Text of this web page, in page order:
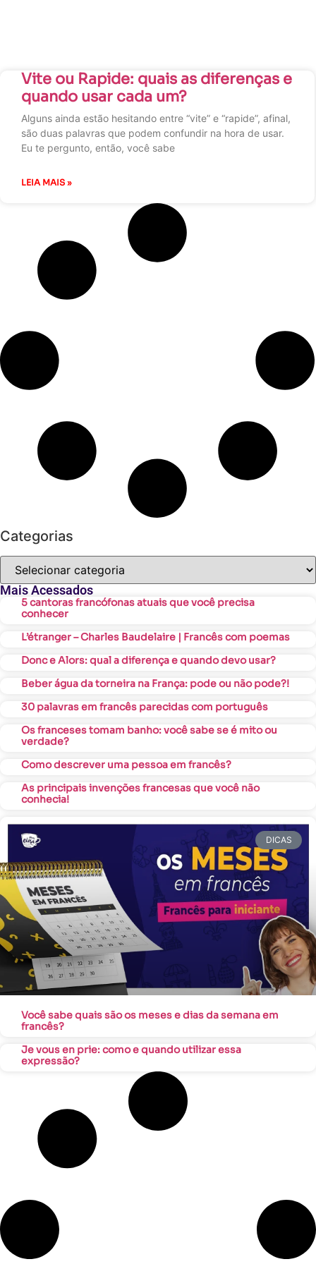
Vite ou Rapide: quais as diferenças e
quando usar cada um?
Alguns ainda estão hesitando entre “vite” e “rapide”, afinal,
são duas palavras que podem confundir na hora de usar.
Eu te pergunto, então, você sabe
LEIA MAIS »
Categorias
Mais Acessados
5 cantoras francófonas atuais que você precisa
conhecer
L’étranger – Charles Baudelaire | Francês com poemas
Donc e Alors: qual a diferença e quando devo usar?
Beber água da torneira na França: pode ou não pode?!
30 palavras em francês parecidas com português
Os franceses tomam banho: você sabe se é mito ou
verdade?
Como descrever uma pessoa em francês?
As principais invenções francesas que você não
conhecia!
DICAS
Você sabe quais são os meses e dias da semana em
francês?
Je vous en prie: como e quando utilizar essa
expressão?